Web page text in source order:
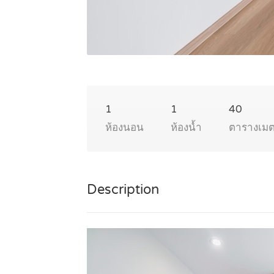
1
ห้องนอน
1
ห้องน้ำ
40
ตารางเม
Description